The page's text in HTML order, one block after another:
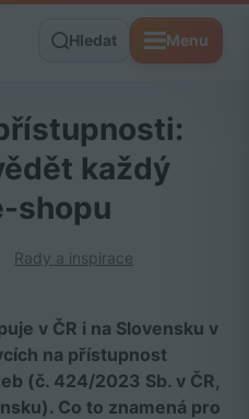
Hledat Menu
každý
shopu
Rady a inspirace
v ČR i na Slovensku v
na přístupnost
(č. 424/2023 Sb. v ČR,
. Co to znamená pro